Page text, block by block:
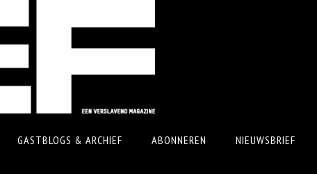
GASTBLOGS & ARCHIEF ABONNEREN NIEUWSBRIEF